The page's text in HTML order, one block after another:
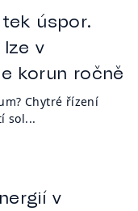
úspor.
v
korun ročně
Chytré řízení
sol...
v